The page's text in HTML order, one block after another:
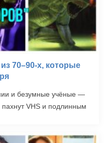
70–90-х, которые
и безумные учёные —
VHS и подлинным